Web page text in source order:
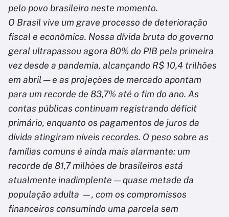
pelo povo brasileiro neste momento.
O Brasil vive um grave processo de deterioração
fiscal e econômica. Nossa dívida bruta do governo
geral ultrapassou agora 80% do PIB pela primeira
vez desde a pandemia, alcançando R$ 10,4 trilhões
em abril — e as projeções de mercado apontam
para um recorde de 83,7% até o fim do ano. As
contas públicas continuam registrando déficit
primário, enquanto os pagamentos de juros da
dívida atingiram níveis recordes. O peso sobre as
famílias comuns é ainda mais alarmante: um
recorde de 81,7 milhões de brasileiros está
atualmente inadimplente — quase metade da
população adulta —, com os compromissos
financeiros consumindo uma parcela sem